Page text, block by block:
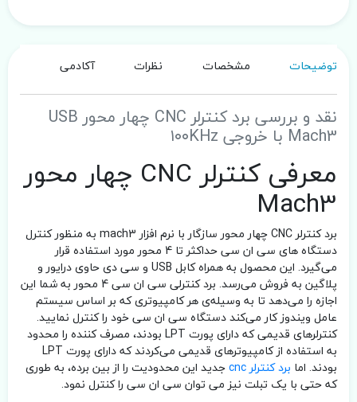
توضیحات مشخصات نظرات آکادمی
نقد و بررسی برد کنترلر CNC چهار محور USB
Mach3 با خروجی ۱۰۰KHz
معرفی کنترلر CNC چهار محور
Mach3
برد کنترلر CNC چهار محور سازگار با نرم افزار mach3 به منظور کنترل
دستگاه های سی ان سی حداکثر تا 4 محور مورد استفاده قرار
می‌گیرد. این محصول به همراه کابل USB و سی دی حاوی درایور و
پلاگین به فروش می‌رسد. برد کنترلی سی ان سی 4 محور به شما این
اجازه را می‌دهد تا به وسیله‌ی هر کامپیوتری که بر اساس سیستم
عامل ویندوز کار می‌کند دستگاه سی ان سی خود را کنترل نمایید.
کنترلرهای قدیمی که دارای پورت LPT بودند، مصرف کننده را محدود
به استفاده از کامپیوترهای قدیمی می‌کردند که دارای پورت LPT
بودند. اما برد کنترلر cnc
جدید این محدودیت را از بین برده، به طوری
که حتی با یک تبلت نیز می توان سی ان سی را کنترل نمود.